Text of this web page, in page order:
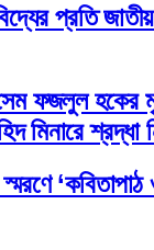
প্রতি
ফজলুল হকের
মিনারে